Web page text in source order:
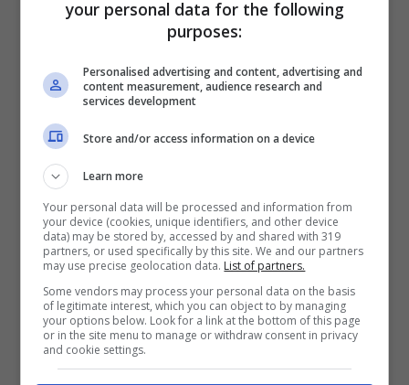
determinazione di Sean e Daniel verrà messa
creeranno degli attriti. Ormai dubbiosi
riguardo all’obiettivo su cui una volta erano
d’accordo, i nostri protagonisti riusciranno a
rimanere uniti?
“La storia diLife is Strange 2 raggiunge un
punto cruciale in Wastelands. Questo
relazioni e la ricerca della propria identità.
Sean avrà di nuovo l’opportunità di avere dei
rapporti con un gruppo di amici e tornare a
your personal data for the following
purposes:
Personalised advertising and content, advertising and
content measurement, audience research and
services development
Store and/or access information on a device
Learn more
Your personal data will be processed and information from
your device (cookies, unique identifiers, and other device
data) may be stored by, accessed by and shared with 319
partners, or used specifically by this site. We and our partners
may use precise geolocation data. List of partners.
Some vendors may process your personal data on the basis
of legitimate interest, which you can object to by managing
your options below. Look for a link at the bottom of this page
or in the site menu to manage or withdraw consent in privacy
and cookie settings.